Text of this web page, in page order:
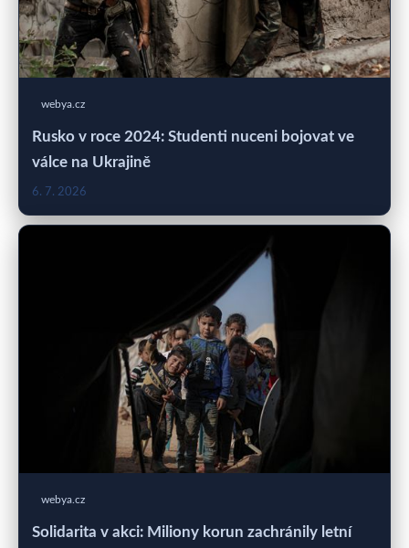
webya.cz
Rusko v roce 2024: Studenti nuceni bojovat ve
válce na Ukrajině
6. 7. 2026
webya.cz
Solidarita v akci: Miliony korun zachránily letní